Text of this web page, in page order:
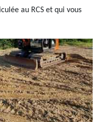
au RCS et qui vous